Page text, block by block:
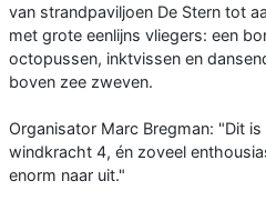
van strandpaviljoen De Stern tot
met grote eenlijns vliegers: een
octopussen, inktvissen en
boven zee zweven.
Organisator Marc Bregman: "Dit
windkracht 4, én zoveel
enorm naar uit."